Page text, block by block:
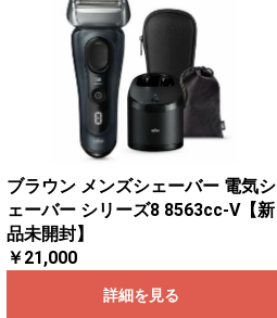
ブラウン メンズシェーバー 電気シ
ェーバー シリーズ8 8563cc-V【新
品未開封】
￥21,000
詳細を見る